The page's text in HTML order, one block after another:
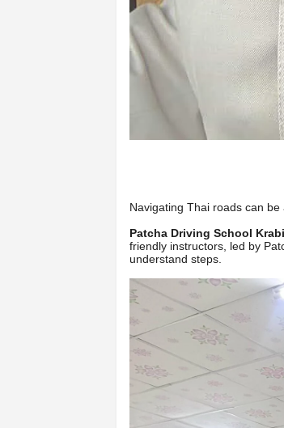
Navigating Thai roads can
Patcha Driving School Krabi
friendly instructors, led by
understand steps.